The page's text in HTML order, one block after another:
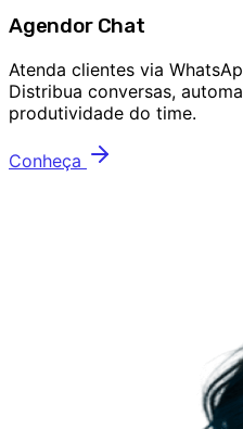
Agendor Chat
Atenda clientes via
Distribua conversas,
produtividade do time.
Conheça